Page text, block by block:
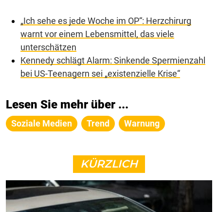
„Ich sehe es jede Woche im OP“: Herzchirurg
warnt vor einem Lebensmittel, das viele
unterschätzen
Kennedy schlägt Alarm: Sinkende Spermienzahl
bei US-Teenagern sei „existenzielle Krise“
Lesen Sie mehr über ...
Soziale Medien Trend Warnung
KÜRZLICH